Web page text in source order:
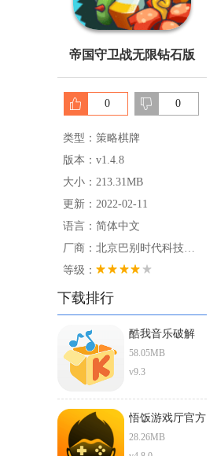
帝国守卫战无限钻石版
0 0
类型：策略棋牌
版本：v1.4.8
大小：213.31MB
更新：2022-02-11
语言：简体中文
厂商：北京巴别时代科技股份有限公司
等级：
下载排行
酷我音乐破解
ios直装版
58.05MB
v9.3
悟饭游戏厅官方
正版下载安卓版
28.26MB